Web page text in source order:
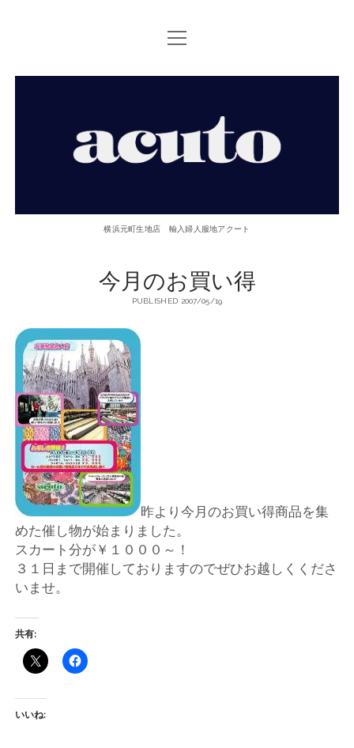
TOP PAGE
ACUTOについて
open
menu
元
地
店
輸
入
婦
人
服
地
ア
ク
ー
横浜元町生地店 輸入婦人服地アクート
今月のお買い得
PUBLISHED 2007/05/19
昨より今月のお買い得商品を集
めた催し物が始まりました。
スカート分が￥１０００～！
３１日まで開催しておりますのでぜひお越しくくださ
いませ。
共有:
いいね: